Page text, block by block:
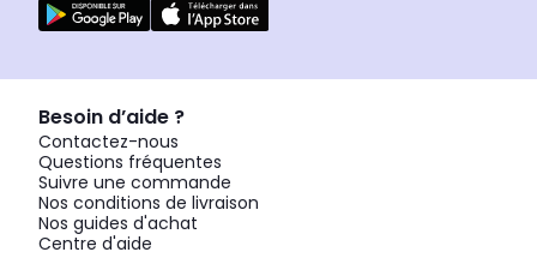
Besoin d’aide ?
Contactez-nous
Questions fréquentes
Suivre une commande
Nos conditions de livraison
Nos guides d'achat
Centre d'aide